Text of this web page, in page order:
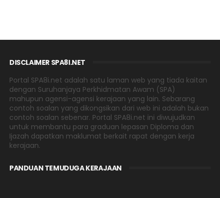
DISCLAIMER SPA8I.NET
Portal SPA8i.net adalah satu laman web yang tiada kaitan
dengan Suruhanjaya Perkhidmatan Awam (SPA)
mahupun agensi-agensi kerajaan yang lain. Sebarang
contoh soalan yang dikongsikan dari web ini adalah bukan
contoh soalan sebenar. Portal SPA8i.net ini diwujudkan
untuk membantu para graduan lepasan Diploma dan
Ijazah dapatkan maklumat berkait rapat dengan kerja
kerajaan.
PANDUAN TEMUDUGA KERAJAAN